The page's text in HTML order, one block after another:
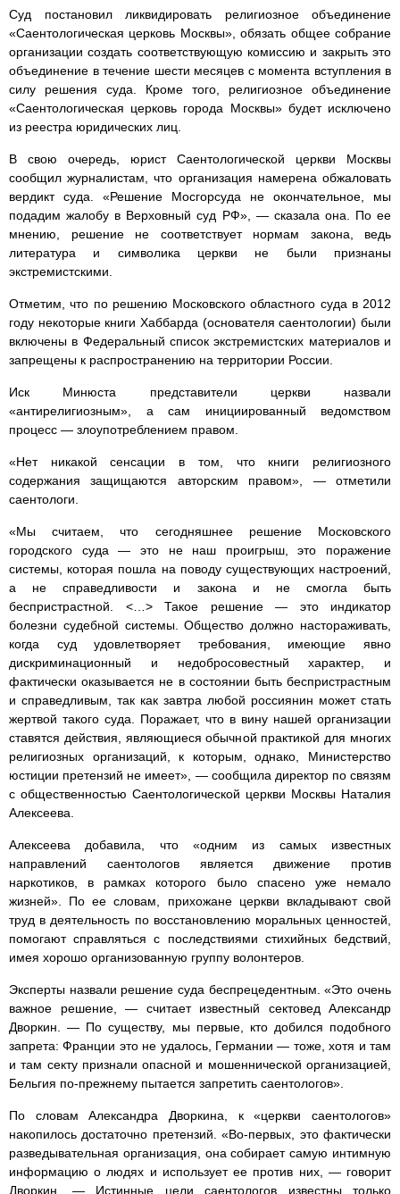
Суд постановил ликвидировать религиозное объединение
«Саентологическая церковь Москвы», обязать общее собрание
организации создать соответствующую комиссию и закрыть это
объединение в течение шести месяцев с момента вступления в
силу решения суда. Кроме того, религиозное объединение
«Саентологическая церковь города Москвы» будет исключено
из реестра юридических лиц.
В свою очередь, юрист Саентологической церкви Москвы
сообщил журналистам, что организация намерена обжаловать
вердикт суда. «Решение Мосгорсуда не окончательное, мы
подадим жалобу в Верховный суд РФ», — сказала она. По ее
мнению, решение не соответствует нормам закона, ведь
литература и символика церкви не были признаны
экстремистскими.
Отметим, что по решению Московского областного суда в 2012
году некоторые книги Хаббарда (основателя саентологии) были
включены в Федеральный список экстремистских материалов и
запрещены к распространению на территории России.
Иск Минюста представители церкви назвали
«антирелигиозным», а сам инициированный ведомством
процесс — злоупотреблением правом.
«Нет никакой сенсации в том, что книги религиозного
содержания защищаются авторским правом», — отметили
саентологи.
«Мы считаем, что сегодняшнее решение Московского
городского суда — это не наш проигрыш, это поражение
системы, которая пошла на поводу существующих настроений,
а не справедливости и закона и не смогла быть
беспристрастной. <…> Такое решение — это индикатор
болезни судебной системы. Общество должно настораживать,
когда суд удовлетворяет требования, имеющие явно
дискриминационный и недобросовестный характер, и
фактически оказывается не в состоянии быть беспристрастным
и справедливым, так как завтра любой россиянин может стать
жертвой такого суда. Поражает, что в вину нашей организации
ставятся действия, являющиеся обычной практикой для многих
религиозных организаций, к которым, однако, Министерство
юстиции претензий не имеет», — сообщила директор по связям
с общественностью Саентологической церкви Москвы Наталия
Алексеева.
Алексеева добавила, что «одним из самых известных
направлений саентологов является движение против
наркотиков, в рамках которого было спасено уже немало
жизней». По ее словам, прихожане церкви вкладывают свой
труд в деятельность по восстановлению моральных ценностей,
помогают справляться с последствиями стихийных бедствий,
имея хорошо организованную группу волонтеров.
Эксперты назвали решение суда беспрецедентным. «Это очень
важное решение, — считает известный сектовед Александр
Дворкин. — По существу, мы первые, кто добился подобного
запрета: Франции это не удалось, Германии — тоже, хотя и там
и там секту признали опасной и мошеннической организацией,
Бельгия по-прежнему пытается запретить саентологов».
По словам Александра Дворкина, к «церкви саентологов»
накопилось достаточно претензий. «Во-первых, это фактически
разведывательная организация, она собирает самую интимную
информацию о людях и использует ее против них, — говорит
Дворкин. — Истинные цели саентологов известны только